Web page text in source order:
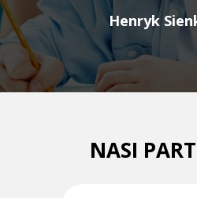
Henryk
NASI